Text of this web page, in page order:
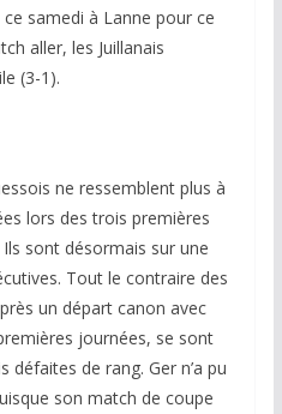
samedi à Lanne pour ce
aller, les Juillanais
(3-1).
ne ressemblent plus à
lors des trois premières
sont désormais sur une
Tout le contraire des
un départ canon avec
journées, se sont
de rang. Ger n’a pu
son match de coupe